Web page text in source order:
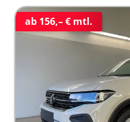
ab 156,– € mtl.